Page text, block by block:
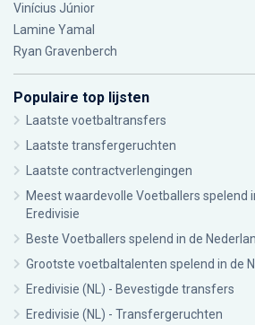
Vinícius Júnior
Lamine Yamal
Ryan Gravenberch
Populaire top lijsten
Laatste voetbaltransfers
Laatste transfergeruchten
Laatste contractverlengingen
Meest waardevolle Voetballers spelend
Eredivisie
Beste Voetballers spelend in de
Grootste voetbaltalenten spelend in de
Eredivisie (NL) - Bevestigde transfers
Eredivisie (NL) - Transfergeruchten